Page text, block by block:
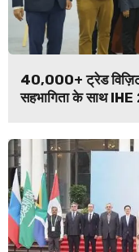
40,000+ ट्रेड
सहभागिता के साथ